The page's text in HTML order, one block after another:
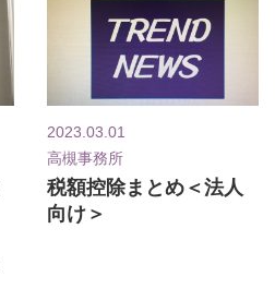
2023.03.01
高槻事務所
税額控除まとめ＜法人
向け＞